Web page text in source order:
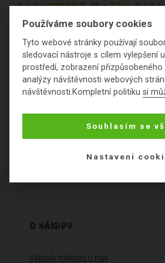
KOSMETICKÉ SLOŽKY
HODNOCENÍ:
Výborné Fajn Ok Špatné
Nezařaditelné látky
O NÁKUPU
Výhody nákupu u nás
Používáme soubory cookies
Tyto webové stránky používají
sledovací nástroje s cílem vylepšení
prostředí, zobrazení přizpůsobeného
analýzy návštěvnosti webových
návštěvnosti.Kompletní politikusi
Souhlasím se
Nastavení